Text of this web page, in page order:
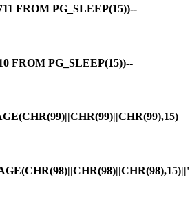
FROM PG_SLEEP(15))--
FROM PG_SLEEP(15))--